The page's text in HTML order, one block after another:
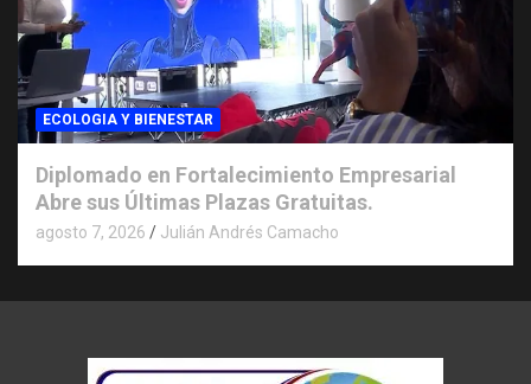
ECOLOGIA Y BIENESTAR
Diplomado en Fortalecimiento Empresarial
Abre sus Últimas Plazas Gratuitas.
agosto 7, 2026 Julián Andrés Camacho